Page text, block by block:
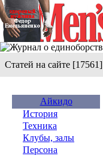
Статей на сайте [17561]
Айкидо
История
Техника
Клубы, залы
Персона